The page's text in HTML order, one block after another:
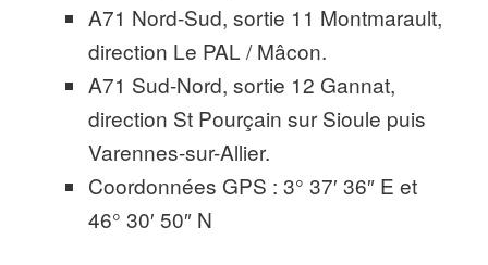
A71 Nord-Sud, sortie 11 Montmarault,
direction Le PAL / Mâcon.
A71 Sud-Nord, sortie 12 Gannat,
direction St Pourçain sur Sioule puis
Varennes-sur-Allier.
Coordonnées GPS : 3° 37′ 36″ E et
46° 30′ 50″ N